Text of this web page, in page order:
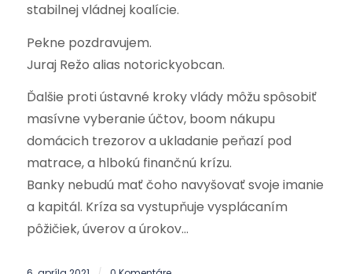
stabilnej vládnej koalície.
Pekne pozdravujem.
Juraj Režo alias notorickyobcan.
Ďalšie proti ústavné kroky vlády môžu spôsobiť
masívne vyberanie účtov, boom nákupu
domácich trezorov a ukladanie peňazí pod
matrace, a hlbokú finančnú krízu.
Banky nebudú mať čoho navyšovať svoje imanie
a kapitál. Kríza sa vystupňuje vysplácaním
pôžičiek, úverov a úrokov…